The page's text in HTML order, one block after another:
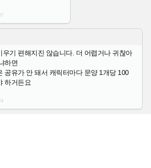
우기 편해지진 않습니다. 더 어렵거나 귀찮아
하면
공유가 안 돼서 캐릭터마다 문양 1개당 100
하거든요